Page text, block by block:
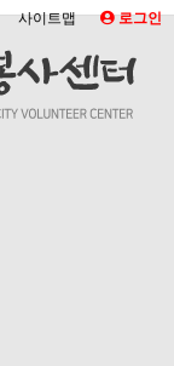
사이트맵 로그인